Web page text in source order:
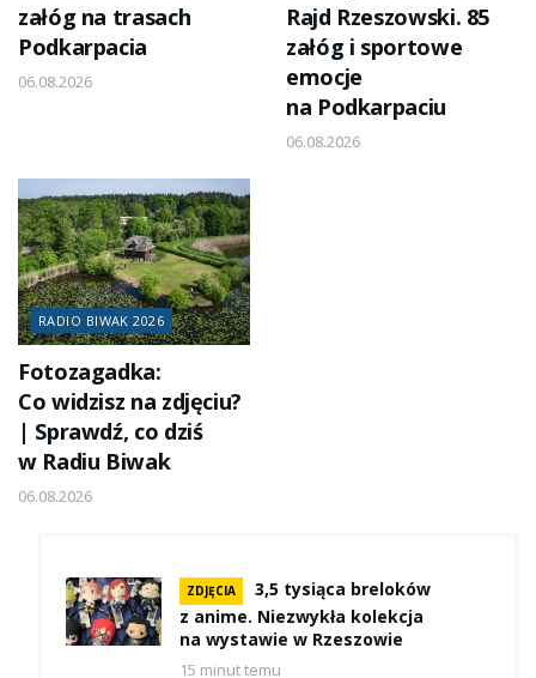
załóg na trasach
Podkarpacia
06.08.2026
Rajd Rzeszowski. 85
załóg i sportowe
emocje
na Podkarpaciu
06.08.2026
RADIO BIWAK 2026
Fotozagadka:
Co widzisz na zdjęciu?
| Sprawdź, co dziś
w Radiu Biwak
06.08.2026
ZDJĘCIA
3,5 tysiąca breloków
z anime. Niezwykła kolekcja
na wystawie w Rzeszowie
15 minut temu